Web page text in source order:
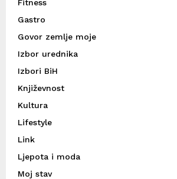
Fitness
Gastro
Govor zemlje moje
Izbor urednika
Izbori BiH
Književnost
Kultura
Lifestyle
Link
Ljepota i moda
Moj stav